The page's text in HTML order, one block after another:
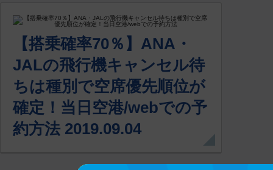
【搭乗確率70％】ANA・
JALの飛行機キャンセル待
ちは種別で空席優先順位が
確定！当日空港/webでの予
約方法 2019.09.04